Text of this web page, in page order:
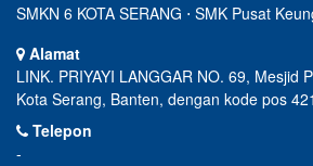
SMKN 6 KOTA SERANG ⋅ SMK Pusat
Alamat
LINK. PRIYAYI LANGGAR NO. 69, Mesjid
Kota Serang, Banten, dengan kode pos
Telepon
-